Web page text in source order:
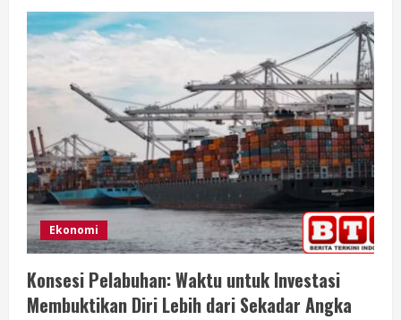
Ekonomi
Konsesi Pelabuhan: Waktu untuk Investasi
Membuktikan Diri Lebih dari Sekadar Angka